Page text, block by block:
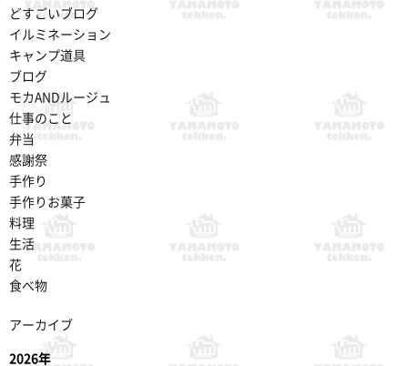
どすごいブログ
イルミネーション
キャンプ道具
ブログ
モカANDルージュ
仕事のこと
弁当
感謝祭
手作り
手作りお菓子
料理
生活
花
食べ物
アーカイブ
2026年